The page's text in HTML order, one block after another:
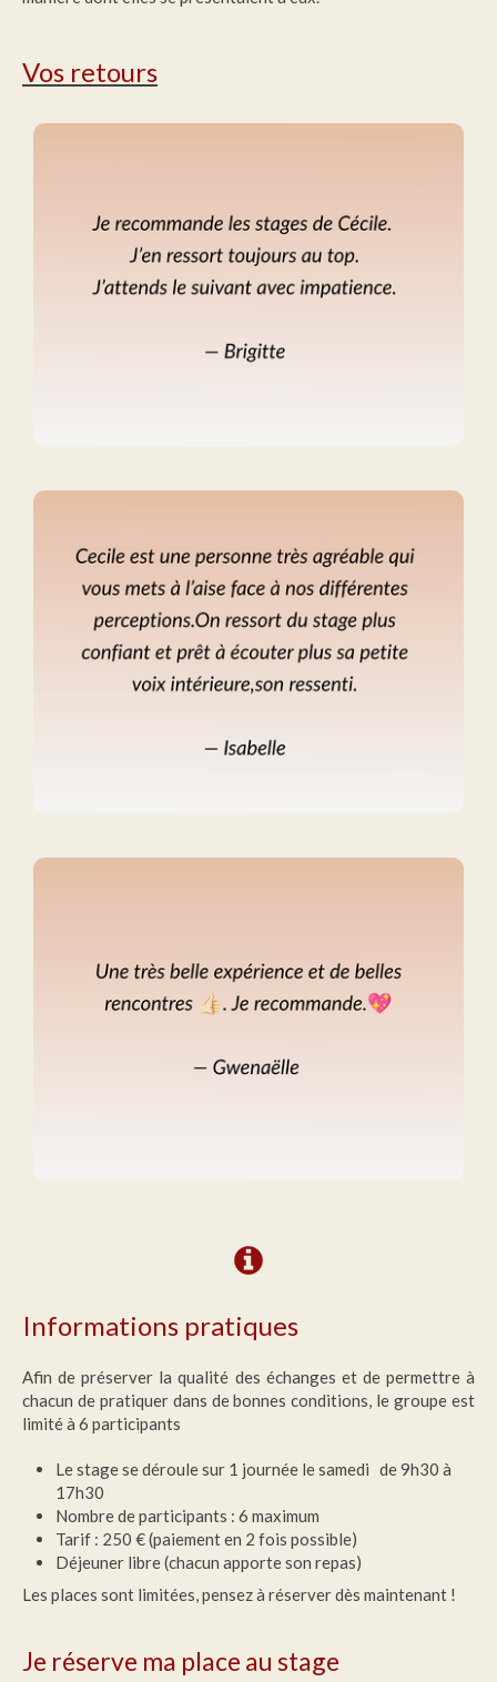
Vos retours
Informations pratiques
Afin de préserver la qualité des échanges et de permettre à
chacun de pratiquer dans de bonnes conditions, le groupe est
limité à 6 participants
Le stage se déroule sur 1 journée le samedi de 9h30 à
17h30
Nombre de participants : 6 maximum
Tarif : 250 € (paiement en 2 fois possible)
Déjeuner libre (chacun apporte son repas)
Les places sont limitées, pensez à réserver dès maintenant !
Je réserve ma place au stage